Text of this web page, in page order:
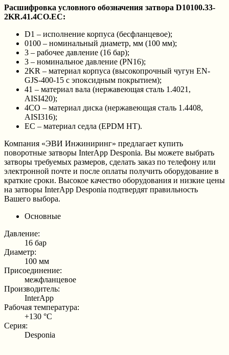
Расшифровка условного обозначения затвора D10100.33-
2KR.41.4CO.EC:
D1 – исполнение корпуса (бесфланцевое);
0100 – номинальный диаметр, мм (100 мм);
3 – рабочее давление (16 бар);
3 – номинальное давление (PN16);
2KR – материал корпуса (высокопрочный чугун EN-
GJS-400-15 с эпоксидным покрытием);
41 – материал вала (нержавеющая сталь 1.4021,
AISI420);
4CO – материал диска (нержавеющая сталь 1.4408,
AISI316);
EC – материал седла (EPDM HT).
Компания «ЭВИ Инжиниринг» предлагает купить
поворотные затворы InterApp Desponia. Вы можете выбрать
затворы требуемых размеров, сделать заказ по телефону или
электронной почте и после оплаты получить оборудование в
краткие сроки. Высокое качество оборудования и низкие цены
на затворы InterApp Desponia подтвердят правильность
Вашего выбора.
Основные
Давление:
16 бар
Диаметр:
100 мм
Присоединение:
межфланцевое
Производитель:
InterApp
Рабочая температура:
+130 °С
Серия:
Desponia